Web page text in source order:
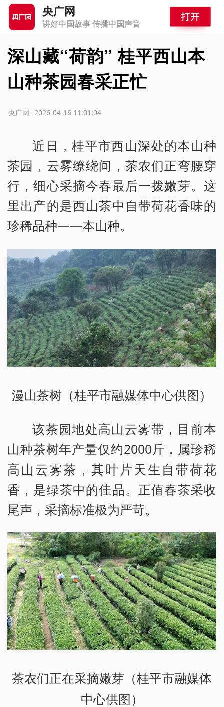
央广网
讲好中国故事 传播中国声音
深山藏“荷韵” 桂平西山本
山种茶园春采正忙
2026-04-16 11:01:04
央广网
近日，桂平市西山深处的本山种
茶园，云雾缭绕间，茶农们正弯腰穿
行，细心采摘今春最后一拨嫩芽。这
里出产的是西山茶中自带荷花香味的
珍稀品种——本山种。
漫山茶树（桂平市融媒体中心供图）
该茶园地处高山云雾带，目前本
山种茶树年产量仅约2000斤，属珍稀
高山云雾茶，其叶片天生自带荷花
香，是绿茶中的佳品。正值春茶采收
尾声，采摘标准极为严苛。
茶农们正在采摘嫩芽（桂平市融媒体
中心供图）